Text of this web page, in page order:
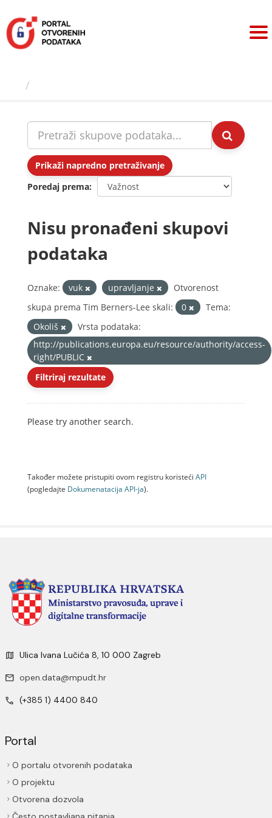
sadržaj
Prikaži napredno pretraživanje
Poredaj prema
Nisu pronađeni skupovi
podataka
Oznake: vuk upravljanje
Otvorenost
skupa prema Tim Berners-Lee skali:
0
Tema:
Okoliš
Vrsta podataka:
http://publications.europa.eu/resource/authority/access-
right/PUBLIC
Filtriraj rezultate
Please try another search.
Također možete pristupiti ovom registru koristeći API
(pogledajte Dokumenаtаcijа API-jа).